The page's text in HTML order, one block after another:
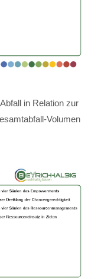
in Relation zur
Volumen